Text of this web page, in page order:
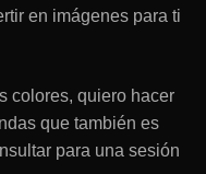
en imágenes para ti
colores, quiero hacer
que también es
para una sesión